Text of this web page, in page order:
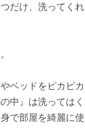
だけ、 洗ってく
ベッドを ピカピ
中』は洗ってはく
で部屋を綺麗に